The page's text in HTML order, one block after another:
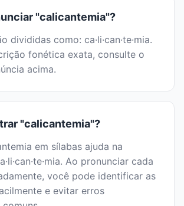
"calicantemia"?
divididas como: ca·li·can·te·mia.
fonética exata, consulte o
acima.
"calicantemia"?
em sílabas ajuda na
Ao pronunciar cada
você pode identificar as
e evitar erros